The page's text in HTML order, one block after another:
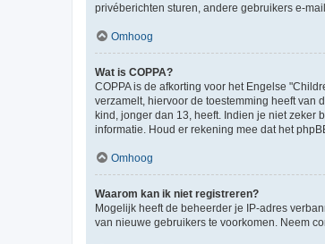
privéberichten sturen, andere gebruikers e-
Omhoog
Wat is COPPA?
COPPA is de afkorting voor het Engelse
verzamelt, hiervoor de toestemming heeft van
kind, jonger dan 13, heeft. Indien je niet zeker
informatie. Houd er rekening mee dat het
Omhoog
Waarom kan ik niet registreren?
Mogelijk heeft de beheerder je IP-adres
van nieuwe gebruikers te voorkomen. Neem